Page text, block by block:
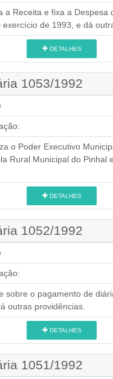
a Receita e fixa a Despesa
exercício de 1993, e dá
DETALHES
1053/1992
o Poder Executivo
Rural Municipal do Pinhal
DETALHES
1052/1992
sobre o pagamento de
outras providências.
DETALHES
1051/1992